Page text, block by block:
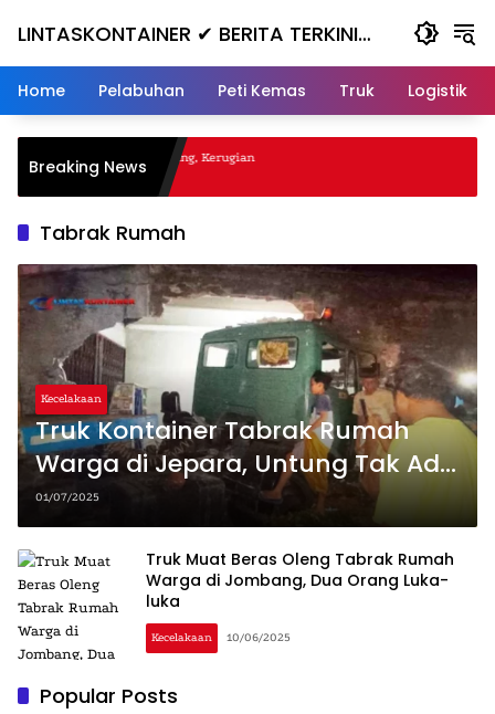
LINTASKONTAINER ✔ BERITA TERKINI
KONTAINER TERBARU HARI INI
Home Pelabuhan Peti Kemas Truk Logistik
Breaking News
Nanjak, Masuk ke Jurang, Kerugian
Tabrak Rumah
Kecelakaan
Truk Kontainer Tabrak Rumah
Warga di Jepara, Untung Tak Ada
Korban Jiwa!
01/07/2025
Truk Muat Beras Oleng Tabrak Rumah
Warga di Jombang, Dua Orang Luka-
luka
Kecelakaan 10/06/2025
Popular Posts